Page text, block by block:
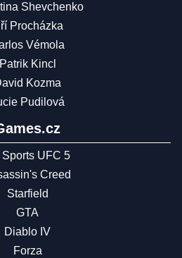
Shevchenko
Procházka
Vémola
Patrik Kincl
Kozma
Pudilová
Sports UFC 5
Creed
Starfield
GTA
Diablo IV
Forza